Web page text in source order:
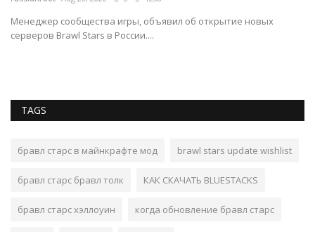
Менеджер сообщества игры, объявил об открытие новых
серверов Brawl Stars в России....
TAGS
бравл старс в майнкрафте мод brawl stars update wishlist
бравл старс бравл толк КАК СКАЧАТЬ BLUESTACKS
бравл старс хэллоуин когда обновление бравл старс